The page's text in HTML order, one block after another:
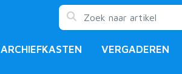
ARCHIEFKASTEN VERGADEREN